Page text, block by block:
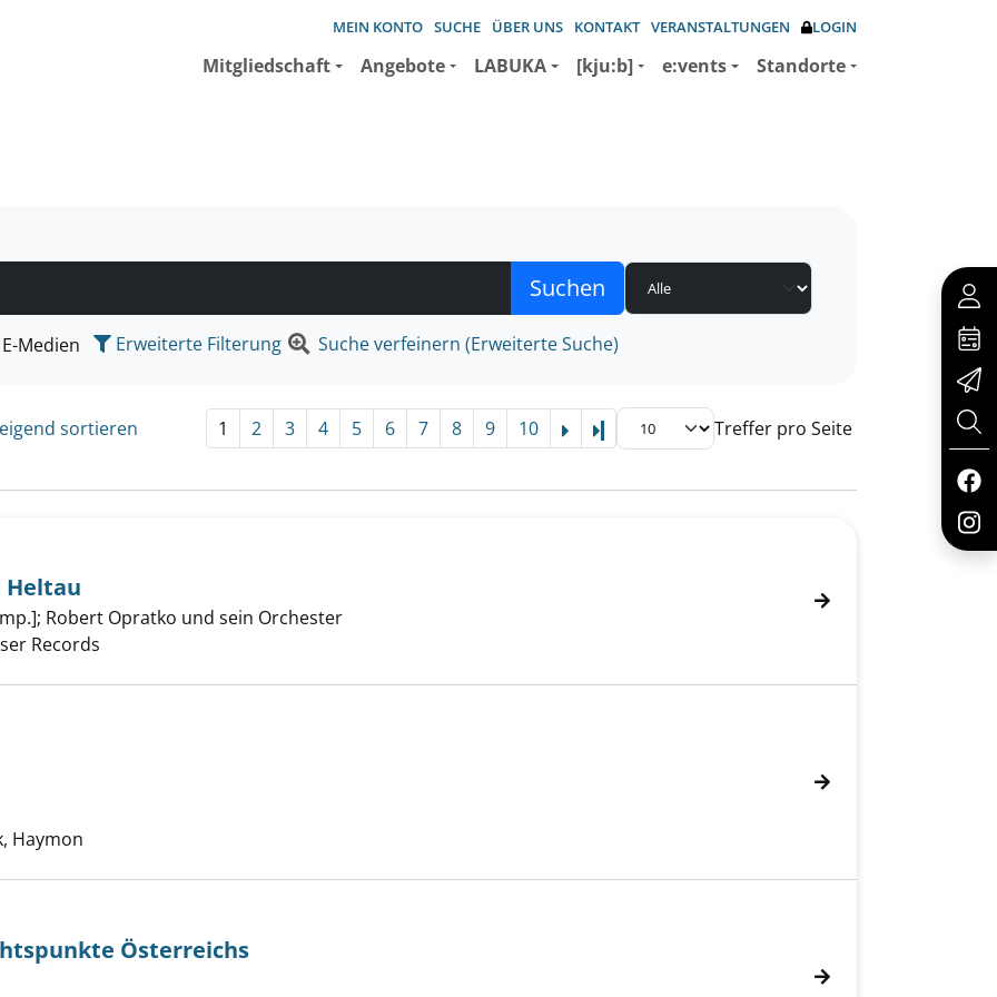
MEIN KONTO SUCHE ÜBER UNS KONTAKT VERANSTALTUNGEN LOGIN
Mitgliedschaft Angebote LABUKA [kju:b] e:vents Standorte
suchen wollen.
E-Medien Erweiterte Filterung Suche verfeinern (Erweiterte Suche)
sortieren 1 2 3 4 5 6 7 8 9 10 Letzte Seite Treffer pro Seite
/ Michael Heltau anzeigen
Heltau
; Robert Opratko und sein Orchester
Records
anzeigen
Haymon
Aussichtspunkte Österreichs anzeigen
Österreichs